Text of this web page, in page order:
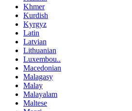
Khmer
Kurdish
Kyrgyz
Latin
Latvian
Lithuanian
Luxembou..
Macedonian
Malagasy
Malay
Malayalam
Maltese